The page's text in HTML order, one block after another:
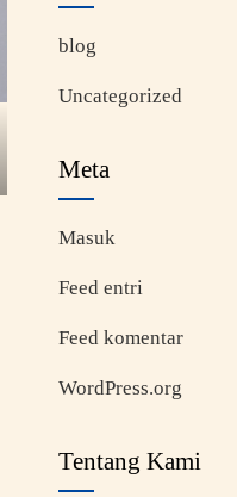
blog
Uncategorized
Meta
Masuk
Feed entri
Feed komentar
WordPress.org
Tentang Kami